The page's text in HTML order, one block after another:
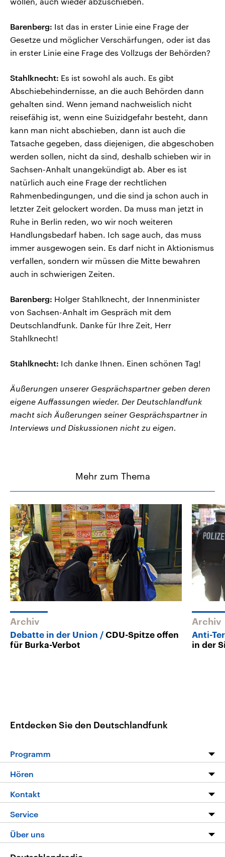
Barenberg: Ist das in erster Linie eine Frage der
Gesetze und möglicher Verschärfungen, oder ist das
in erster Linie eine Frage des Vollzugs der Behörden?
Stahlknecht: Es ist sowohl als auch. Es gibt
Abschiebehindernisse, an die auch Behörden dann
gehalten sind. Wenn jemand nachweislich nicht
reisefähig ist, wenn eine Suizidgefahr besteht, dann
kann man nicht abschieben, dann ist auch die
Tatsache gegeben, dass diejenigen, die abgeschoben
werden sollen, nicht da sind, deshalb schieben wir in
Sachsen-Anhalt unangekündigt ab. Aber es ist
natürlich auch eine Frage der rechtlichen
Rahmenbedingungen, und die sind ja schon auch in
letzter Zeit gelockert worden. Da muss man jetzt in
Ruhe in Berlin reden, wo wir noch weiteren
Handlungsbedarf haben. Ich sage auch, das muss
immer ausgewogen sein. Es darf nicht in Aktionismus
verfallen, sondern wir müssen die Mitte bewahren
auch in schwierigen Zeiten.
Barenberg: Holger Stahlknecht, der Innenminister
von Sachsen-Anhalt im Gespräch mit dem
Deutschlandfunk. Danke für Ihre Zeit, Herr
Stahlknecht!
Stahlknecht: Ich danke Ihnen. Einen schönen Tag!
Äußerungen unserer Gesprächspartner geben deren
eigene Auffassungen wieder. Der Deutschlandfunk
macht sich Äußerungen seiner Gesprächspartner in
Interviews und Diskussionen nicht zu eigen.
Mehr zum Thema
Archiv
Debatte in der Union
CDU-Spitze offen
für Burka-Verbot
Archiv
Anti-
in der
Entdecken Sie den Deutschlandfunk
Programm
Programm
Die Nachrichten
Nachrichtenleicht
Neue Beiträge auf dlf.de
Hören
Livestream
Podcasts
Deutschlandfunk App
Kontakt
Hörerservice
Service
FAQ
Über uns